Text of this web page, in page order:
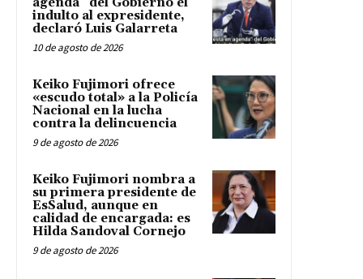
indulto al expresidente,
declaró Luis Galarreta
10 de agosto de 2026
Keiko Fujimori ofrece
«escudo total» a la Policía
Nacional en la lucha
contra la delincuencia
9 de agosto de 2026
Keiko Fujimori nombra a
su primera presidente de
EsSalud, aunque en
calidad de encargada: es
Hilda Sandoval Cornejo
9 de agosto de 2026